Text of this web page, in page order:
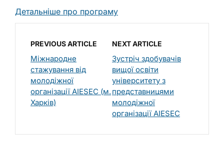
Детальніше про програму
PREVIOUS ARTICLE
Міжнародне
стажування від
молодіжної
організації AIESEC (м.
Харків)
NEXT ARTICLE
Зустріч здобувачів
вищої освіти
університету з
представницями
молодіжної
організації AIESEC